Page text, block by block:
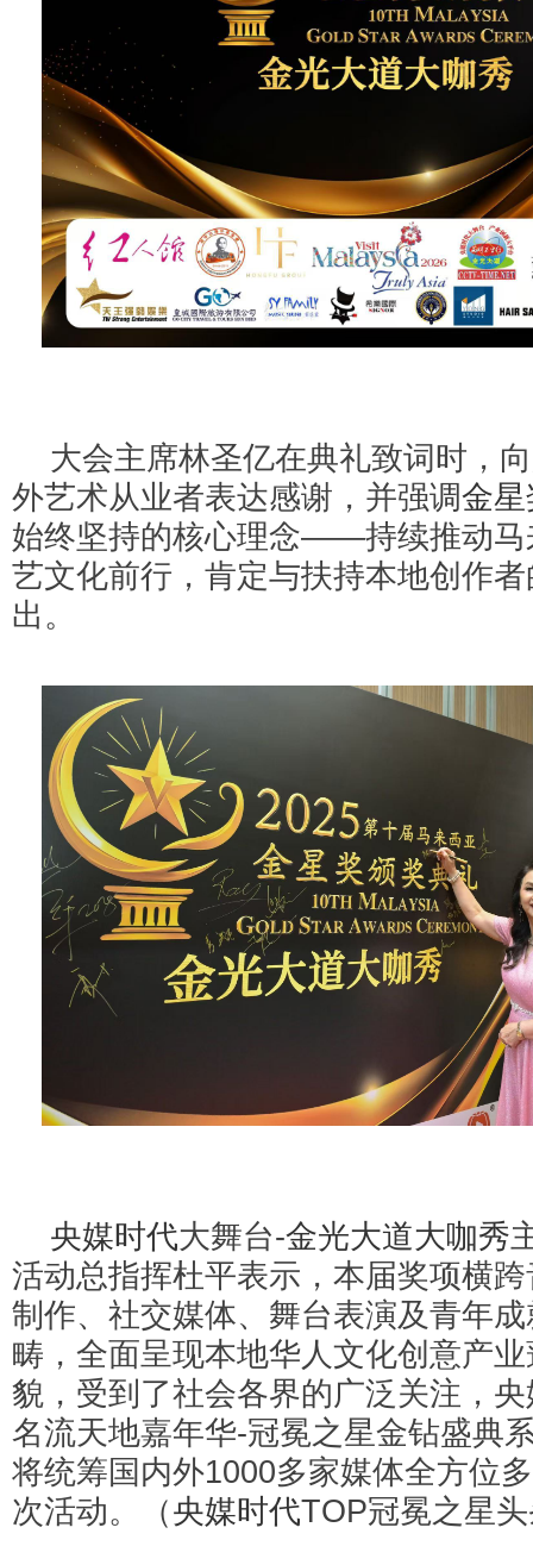
大会主席林圣亿在典礼致词时，
外艺术从业者表达感谢，并强调金星
始终坚持的核心理念——持续推动马
艺文化前行，肯定与扶持本地创作
出。
央媒时代大舞台-金光大道大咖秀
活动总指挥杜平表示，本届奖项横
制作、社交媒体、舞台表演及青年
畴，全面呈现本地华人文化创意产
貌，受到了社会各界的广泛关注，
名流天地嘉年华-冠冕之星金钻盛典
将统筹国内外1000多家媒体全方位
次活动。（央媒时代TOP冠冕之星